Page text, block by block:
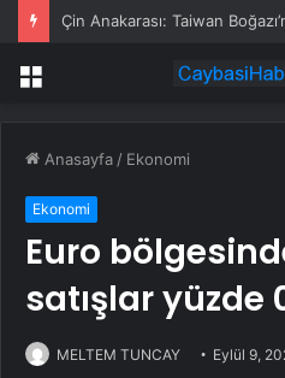
Menü
Anasayfa / Ekonomi
Ekonomi
Euro
satışlar yüzde
MELTEM TUNCAY Eylül 9,